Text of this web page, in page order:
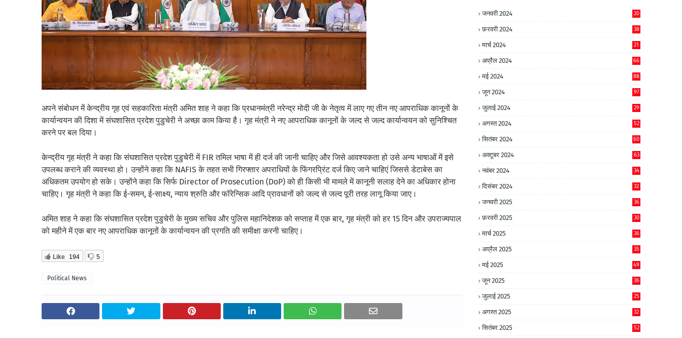
अपने संबोधन में केन्द्रीय गृह एवं सहकारिता मंत्री अमित शाह ने कहा कि प्रधानमंत्री नरेन्द्र मोदी जी के नेतृत्व में लाए गए तीन नए आपराधिक कानूनों के
कार्यान्वयन की दिशा में संघशासित प्रदेश पुडुचेरी ने अच्छा काम किया है। गृह मंत्री ने नए आपराधिक कानूनों के जल्द से जल्द कार्यान्वयन को सुनिश्चित
करने पर बल दिया।
केन्द्रीय गृह मंत्री ने कहा कि संघशासित प्रदेश पुडुचेरी में FIR तमिल भाषा में ही दर्ज की जानी चाहिए और जिसे आवश्यकता हो उसे अन्य भाषाओं में इसे
उपलब्ध कराने की व्यवस्था हो। उन्होंने कहा कि NAFIS के तहत सभी गिरफ्तार अपराधियों के फिंगरप्रिंट दर्ज किए जाने चाहिएं जिससे डेटाबेस का
अधिकतम उपयोग हो सके। उन्होंने कहा कि सिर्फ Director of Prosecution (DoP) को ही किसी भी मामले में कानूनी सलाह देने का अधिकार होना
चाहिए। गृह मंत्री ने कहा कि ई-समन, ई-साक्ष्य, न्याय श्रुति और फॉरेन्सिक आदि प्रावधानों को जल्द से जल्द पूरी तरह लागू किया जाए।
अमित शाह ने कहा कि संघशासित प्रदेश पुडुचेरी के मुख्य सचिव और पुलिस महानिदेशक को सप्ताह में एक बार, गृह मंत्री को हर 15 दिन और उपराज्यपाल
को महीने में एक बार नए आपराधिक कानूनों के कार्यान्वयन की प्रगति की समीक्षा करनी चाहिए।
Like 194 5
Political News
जनवरी 2024 20
फ़रवरी 2024 38
मार्च 2024 21
अप्रैल 2024 66
मई 2024 88
जून 2024 97
जुलाई 2024 29
अगस्त 2024 52
सितंबर 2024 60
अक्टूबर 2024 63
नवंबर 2024 34
दिसंबर 2024 32
जनवरी 2025 36
फ़रवरी 2025 30
मार्च 2025 36
अप्रैल 2025 35
मई 2025 49
जून 2025 36
जुलाई 2025 25
अगस्त 2025 32
सितंबर 2025 52